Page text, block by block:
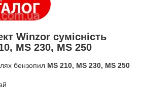
Winzor сумісність
MS 230, MS 250
бензопил MS 210, MS 230, MS 250